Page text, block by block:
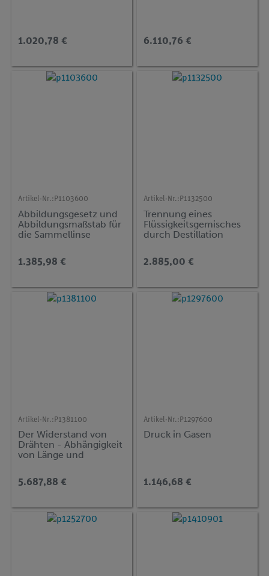
1.020,78 € 6.110,76 €
Artikel-Nr.: P1103600
Abbildungsgesetz und
Abbildungsmaßstab für
die Sammellinse
1.385,98 €
Artikel-Nr.: P1132500
Trennung eines
Flüssigkeitsgemisches
durch Destillation
2.885,00 €
Artikel-Nr.: P1381100
Der Widerstand von
Drähten - Abhängigkeit
von Länge und
5.687,88 €
Artikel-Nr.: P1297600
Druck in Gasen
1.146,68 €